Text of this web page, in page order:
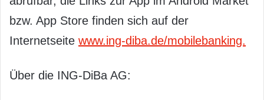
bzw. App Store finden sich auf der
Internetseite www.ing-diba.de/mobilebanking.
Über die ING-DiBa AG: